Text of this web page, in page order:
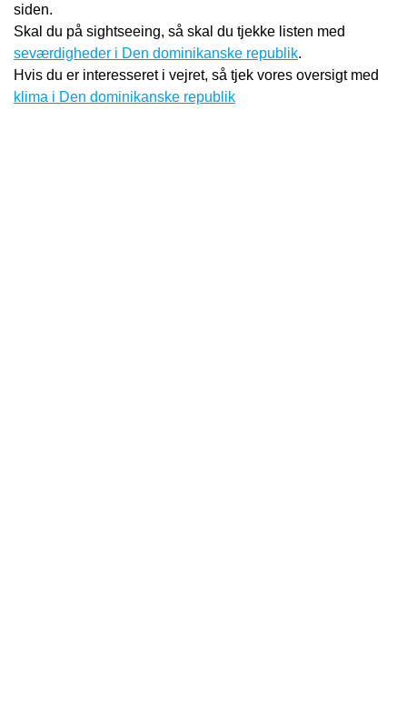
siden.
Skal du på sightseeing, så skal du tjekke listen med
seværdigheder i Den dominikanske republik.
Hvis du er interesseret i vejret, så tjek vores oversigt med
klima i Den dominikanske republik